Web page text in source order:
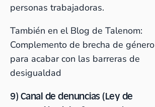
personas trabajadoras.
También en el Blog de Talenom:
Complemento de brecha de género
para acabar con las barreras de
desigualdad
9) Canal de denuncias (Ley de